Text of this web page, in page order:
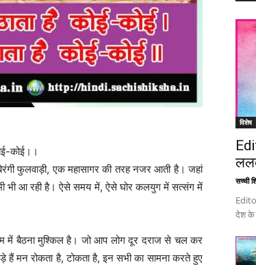
कोई।।
फुलवाड़ी, एक महासागर की तरह नजर आती है। जहां
भी आ रही है। ऐसे समय में, ऐसे घोर कलयुग में सत्संग में
नाम में बैठना मुश्किल है। जो आप लोग दूर दराज से चल कर
रोकता है, टोकता है, इन सभी का सामना करते हुए
विशेष
सच्ची
देश के